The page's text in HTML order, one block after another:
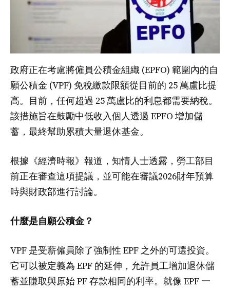
政府正在考慮將僱員公積金組織 (EPFO) 範圍內的自
願公積金 (VPF) 免稅繳款限額從目前的 25 萬盧比提
高。目前，任何超過 25 萬盧比的利息都需要納稅。
該措施旨在鼓勵中低收入個人透過 EPFO 增加儲
蓄，最終幫助累積大量退休基金。
根據《經濟時報》報道，知情人士透露，勞工部目
前正在審查這項提議，並可能在審議2026財年預算
時與財政部進行討論。
什麼是自願公積金？
VPF 是受薪僱員除了強制性 EPF 之外的可選投資。
它可以被定義為 EPF 的延伸，允許員工增加退休儲
蓄並賺取與原始 PF 存款相同的利率。就像 EPF 一